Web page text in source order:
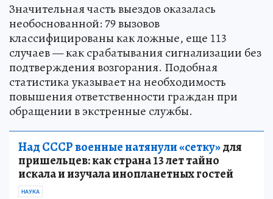
Значительная часть выездов оказалась
необоснованной: 79 вызовов
классифицированы как ложные, еще 113
случаев — как срабатывания сигнализации без
подтверждения возгорания. Подобная
статистика указывает на необходимость
повышения ответственности граждан при
обращении в экстренные службы.
Над СССР военные натянули «сетку»для
пришельцев: как страна 13 лет тайно
искала и изучала инопланетных гостей
НАУКА